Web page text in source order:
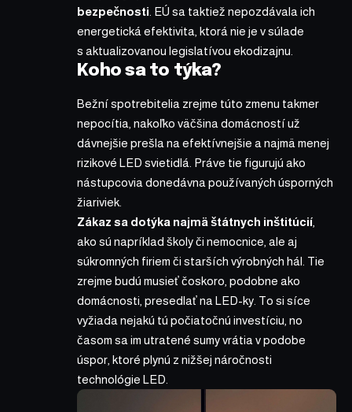
bezpečnosti . EÚ sa taktiež nepozdávala ich
energetická efektivita, ktorá nie je v súlade
s aktualizovanou legislatívou ekodizajnu.
Koho sa to týka?
Bežní spotrebitelia zrejme túto zmenu takmer
nepocítia, nakoľko väčšina domácností už
dávnejšie prešla na efektívnejšie a najmä menej
rizikové LED svietidlá. Práve tie figurujú ako
nástupcovia donedávna používaných úsporných
žiariviek.
Zákaz sa dotýka najmä štátnych inštitúcií,
ako sú napríklad školy či nemocnice, ale aj
súkromných firiem či starších výrobných hál. Tie
zrejme budú musieť čoskoro, podobne ako
domácnosti, presedlať na LED-ky. To si síce
vyžiada nejakú tú počiatočnú investíciu, no
časom sa im utratené sumy vrátia v podobe
úspor, ktoré plynú z nižšej náročnosti
technológie LED.